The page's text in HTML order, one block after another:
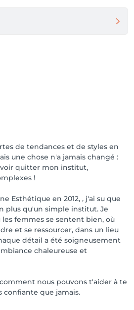
de tendances et de styles en
une chose n'a jamais changé :
quitter mon institut,
!
Esthétique en 2012, , j'ai su que
plus qu'un simple institut. Je
femmes se sentent bien, où
et se ressourcer, dans un lieu
détail a été soigneusement
chaleureuse et
nous pouvons t'aider à te
confiante que jamais.